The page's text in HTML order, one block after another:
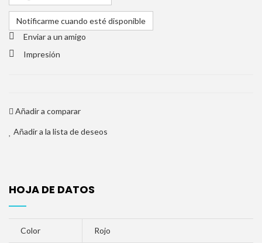
Notificarme cuando esté disponible
Enviar a un amigo
Impresión
Añadir a comparar
Añadir a la lista de deseos
HOJA DE DATOS
Color Rojo